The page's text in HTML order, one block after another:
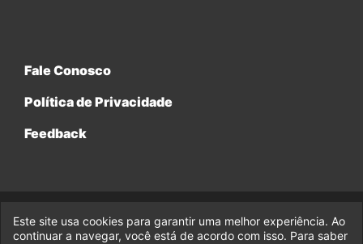
Fale Conosco
Política de Privacidade
Feedback
© 2017-2026 Legado da Marvel, uma empresa da Legado
Enterprises.
Este site usa cookies para garantir uma melhor experiência. Ao
continuar a navegar, você está de acordo com isso. Para saber